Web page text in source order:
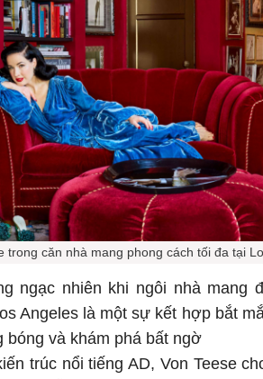
trong căn nhà mang phong cách tối đa tại
ngạc nhiên khi ngôi nhà mang
Angeles là một sự kết hợp bắt
bóng và khám phá bất ngờ
trúc nổi tiếng AD, Von Teese